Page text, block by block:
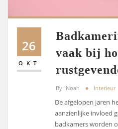
26
OKT
vaak bij
By Noah Interieur
De afgelopen jaren
aanzienlijke invloed
badkamers worden